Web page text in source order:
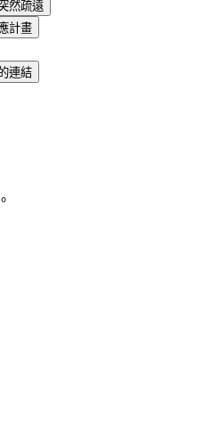
然疏遠
計畫
連結